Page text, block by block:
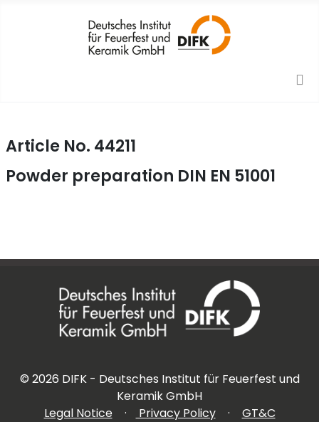
Article No. 44211
Powder preparation DIN EN 51001
© 2026 DIFK - Deutsches Institut für Feuerfest und
Keramik GmbH
Legal Notice
· Privacy Policy · GT&C